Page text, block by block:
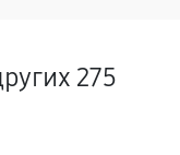
275